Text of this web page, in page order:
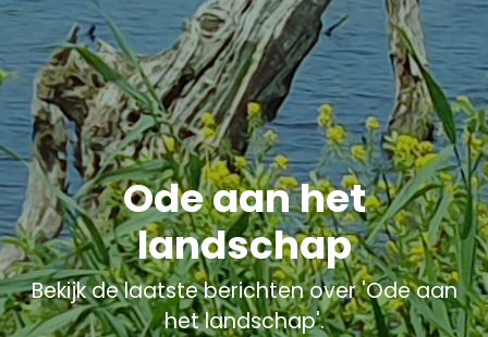
Ode aan het
landschap
Bekijk de laatste berichten over 'Ode aan
het landschap'.